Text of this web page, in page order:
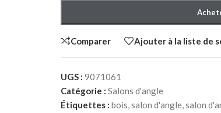
Comparer Ajouter à la liste de
UGS : 9071061
Catégorie : Salons d'angle
Étiquettes : bois,salon d'angle,salon